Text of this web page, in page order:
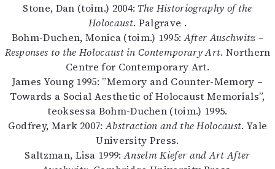
Stone, Dan (toim.) 2004: The Historiography of the
Holocaust. Palgrave .
Bohm-Duchen, Monica (toim.) 1995:After Auschwitz –
Responses to the Holocaust in Contemporary Art. Northern
Centre for Contemporary Art.
James Young 1995: ”Memory and Counter-Memory –
Towards a Social Aesthetic of Holocaust Memorials”,
teoksessa Bohm-Duchen (toim.) 1995.
Godfrey, Mark 2007:Abstraction and the Holocaust. Yale
University Press.
Saltzman, Lisa 1999:Anselm Kiefer and Art After